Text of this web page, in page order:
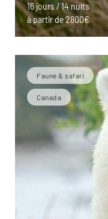
16 jours / 14 nuits
à partir de 2800€
Faune & safari
Canada